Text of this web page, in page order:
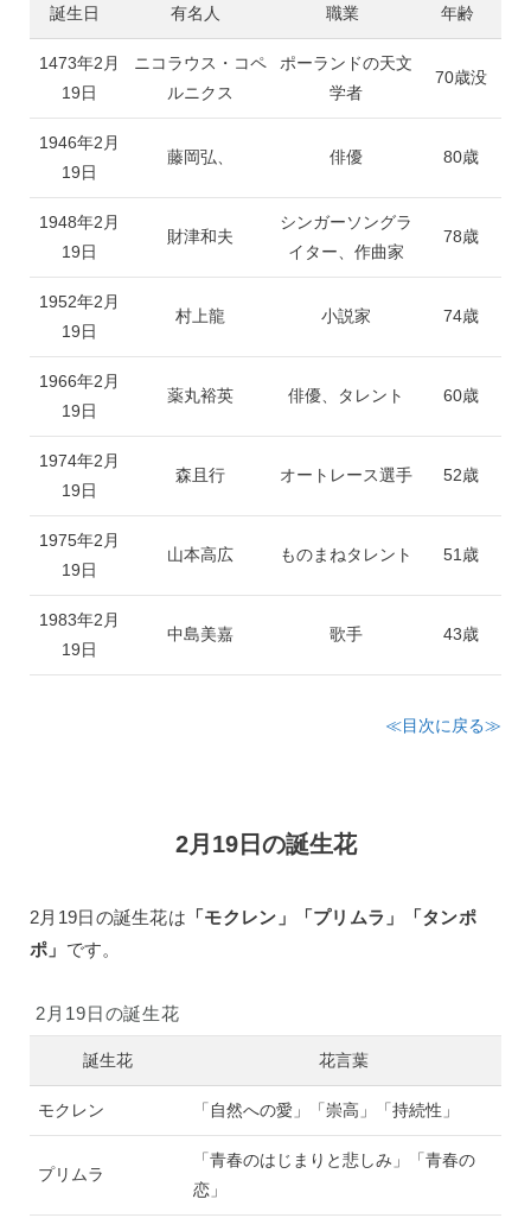
誕生日 有名人 職業 年齢
1473年2月
19日
ニコラウス・コペ
ルニクス
ポーランドの天文
学者
70歳没
1946年2月
19日
藤岡弘、 俳優 80歳
1948年2月
19日
財津和夫
シンガーソングラ
イター、作曲家
78歳
1952年2月
19日
村上龍 小説家 74歳
1966年2月
19日
薬丸裕英 俳優、タレント 60歳
1974年2月
19日
森且行 オートレース選手 52歳
1975年2月
19日
山本高広 ものまねタレント 51歳
1983年2月
19日
中島美嘉 歌手 43歳
≪目次に戻る≫
2月19日の誕生花
2月19日の誕生花は 「モクレン」「プリムラ」「タンポ
ポ」 です。
2月19日の誕生花
誕生花 花言葉
モクレン 「自然への愛」「崇高」「持続性」
プリムラ
「青春のはじまりと悲しみ」「青春の
恋」